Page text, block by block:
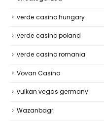
verde casino hungary
verde casino poland
verde casino romania
Vovan Casino
vulkan vegas germany
Wazanbagr